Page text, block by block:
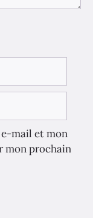
mail et mon
mon prochain